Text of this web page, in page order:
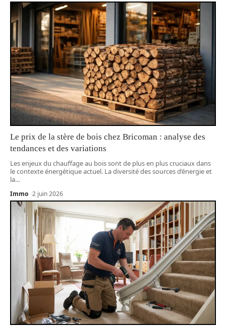
Le prix de la stère de bois chez Bricoman : analyse des
tendances et des variations
Les enjeux du chauffage au bois sont de plus en plus cruciaux dans
le contexte énergétique actuel. La diversité des sources d’énergie et
la…
Immo 2 juin 2026